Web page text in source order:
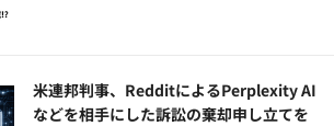
米連邦判事、RedditによるPerplexity AI
などを相手にした訴訟の棄却申し立てを